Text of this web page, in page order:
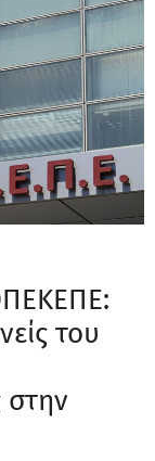
του
στην